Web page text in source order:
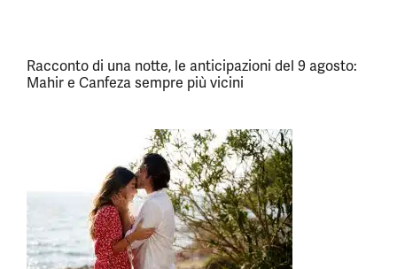
Racconto di una notte, le anticipazioni del 9 agosto:
Mahir e Canfeza sempre più vicini